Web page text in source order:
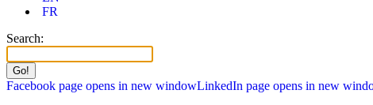
FR
Search:
Facebook page opens in new windowLinkedIn page opens in new